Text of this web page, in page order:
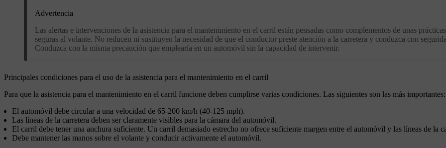
Advertencia
Las alertas e intervenciones de la asistencia para el mantenimiento en el carril están pensadas como complementos de unas prácticas
seguras al volante. No reducen ni sustituyen la necesidad de que el conductor preste atención a la carretera y conduzca con
Conduzca con la misma precaución que emplearía en un automóvil sin la capacidad de intervenir.
Principales condiciones para el uso de la asistencia para el mantenimiento en el carril
Para que la asistencia para el mantenimiento en el carril funcione deben cumplirse varias condiciones. Las siguientes son las más importantes:
El automóvil debe circular a una velocidad de 65-200 km/h (40-125 mph).
Las líneas de la carretera deben ser claramente visibles para la cámara del automóvil.
El carril debe tener una anchura suficiente. Un carril demasiado estrecho no ofrece suficiente margen entre el automóvil y las líneas de la
Debe mantener las manos sobre el volante y conducir activamente el automóvil.